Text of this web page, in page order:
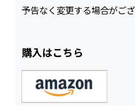
予告なく変更する場合がござ
購入はこちら